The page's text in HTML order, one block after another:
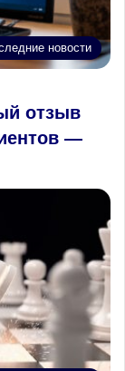
новости
отзыв
—